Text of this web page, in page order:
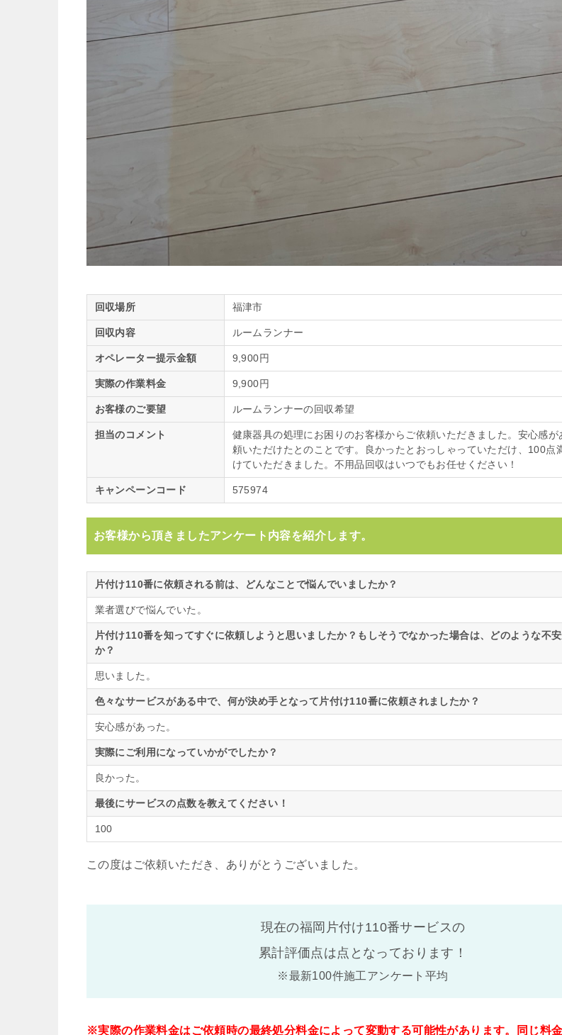
回収場所 福津市
回収内容 ルームランナー
オペレーター提示金額 9,900円
実際の作業料金 9,900円
お客様のご要望 ルームランナーの回収希望
担当のコメント
健康器具の処理にお困りのお客様からご依頼いただきました。安心感が
頼いただけたとのことです。良かったとおっしゃっていただけ、100点
けていただきました。不用品回収はいつでもお任せください！
キャンペーンコード 575974
お客様から頂きましたアンケート内容を紹介します。
片付け110番に依頼される前は、どんなことで悩んでいましたか？
業者選びで悩んでいた。
片付け110番を知ってすぐに依頼しようと思いましたか？もしそうでなかった場合は、どのような不
か？
思いました。
色々なサービスがある中で、何が決め手となって片付け110番に依頼されましたか？
安心感があった。
実際にご利用になっていかがでしたか？
良かった。
最後にサービスの点数を教えてください！
100
この度はご依頼いただき、ありがとうございました。
現在の福岡片付け110番サービスの
累計評価点は点となっております！
※最新100件施工アンケート平均
※実際の作業料金はご依頼時の最終処分料金によって変動する可能性があります。同じ料